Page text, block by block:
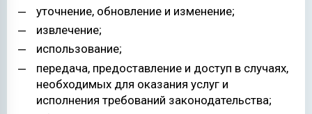
уточнение, обновление и изменение;
извлечение;
использование;
передача, предоставление и доступ в случаях,
необходимых для оказания услуг и
исполнения требований законодательства;